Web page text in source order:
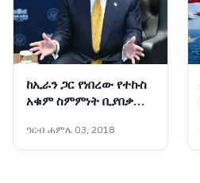
ከኢራን ጋር የነበረው የተኩስ
አቁም ስምምነት ቢያበቃም
ትወያያለች፦ ፕሬዝዳንት
ትራምፕ
ዓርብ ሐምሌ 03, 2018